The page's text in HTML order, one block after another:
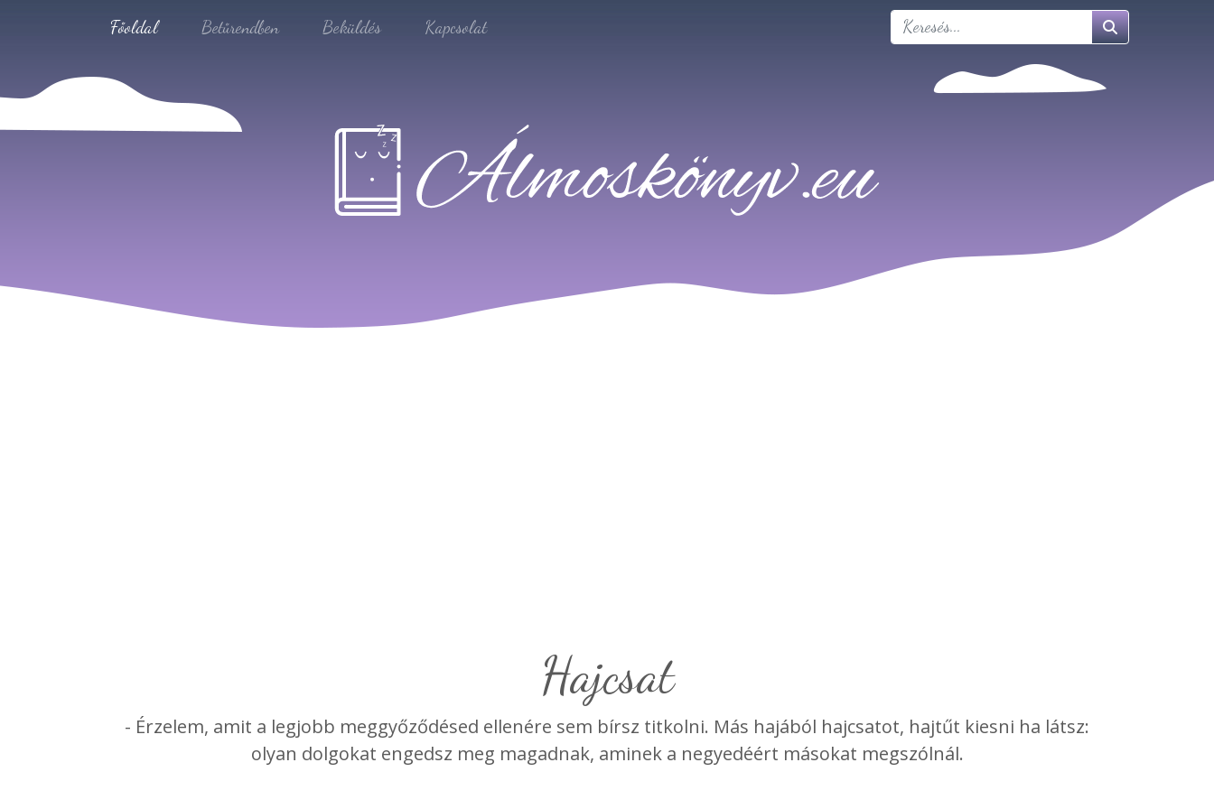
Főoldal Betűrendben Beküldés Kapcsolat
hajcsat
- Érzelem, amit a legjobb meggyőződésed ellenére sem bírsz titkolni. Más hajából hajcsatot, hajtűt kiesni ha látsz:
olyan dolgokat engedsz meg magadnak, aminek a negyedéért másokat megszólnál.